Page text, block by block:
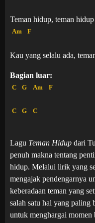
Teman hidup, teman hidup
Am F
Kau yang selalu ada,
Bagian luar:
C G Am F
C G C
Lagu Teman Hidup dari
penuh makna tentang
hidup. Melalui lirik yang
mengajak pendengarnya
keberadaan teman yang
salah satu hal yang paling
untuk menghargai momen